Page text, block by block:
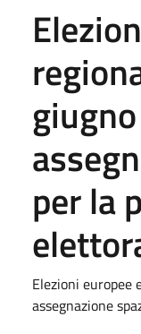
per la
Elezioni europee
assegnazione